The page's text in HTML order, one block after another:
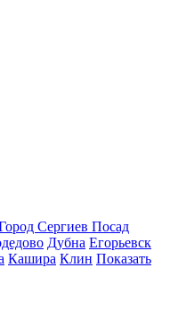
Сергиев Посад
Дубна Егорьевск
Кашира Клин Показать